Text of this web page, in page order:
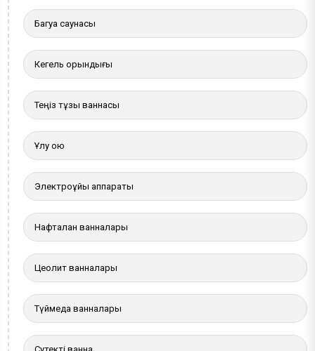
Багуа саунасы
Кегель орындығы
Теңіз тұзы ваннасы
Ұлу қою
Электроұйқы аппараты
Нафталан ванналары
Цеолит ванналары
Түймедақ ванналары